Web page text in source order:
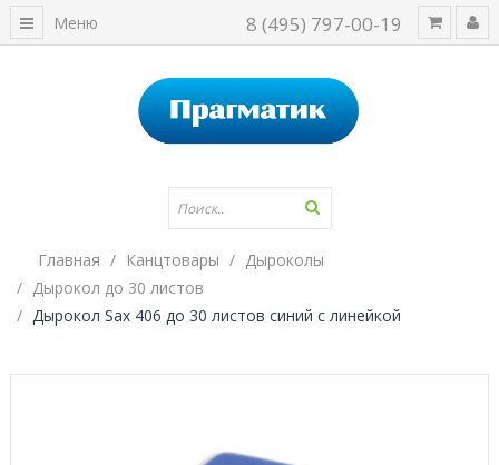
8 (495) 797-00-19
Меню
Главная Канцтовары
Дыроколы
Дырокол до 30 листов
Дырокол Sax 406 до 30 листов синий с линейкой